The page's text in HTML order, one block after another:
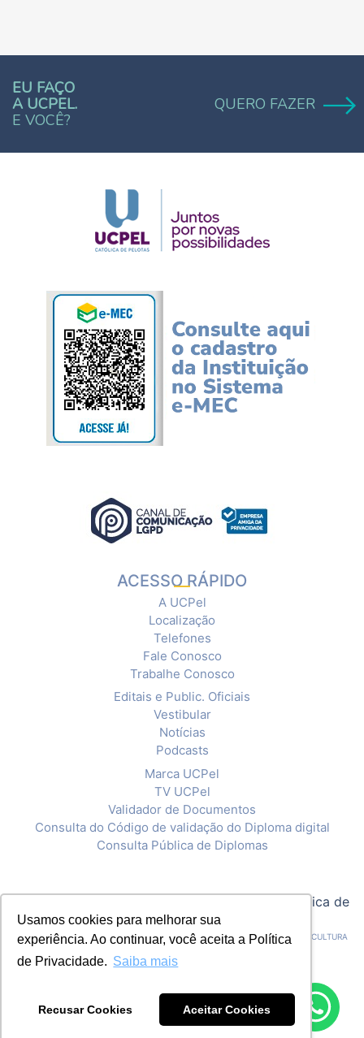
Usamos cookies para melhorar sua
experiência. Ao continuar, você aceita a Política
de Privacidade. Saiba mais
Recusar Cookies Aceitar Cookies
EU FAÇO
A UCPEL.
E VOCÊ?
QUERO FAZER
ACESSO RÁPIDO
A UCPel
Localização
Telefones
Fale Conosco
Trabalhe Conosco
Editais e Public. Oficiais
Vestibular
Notícias
Podcasts
Marca UCPel
TV UCPel
Validador de Documentos
Consulta do Código de validação do Diploma digital
Consulta Pública de Diplomas
Política de
Privacidade
CNPJ: 92.238.914/0001-03 - ASSOCIAÇÃO PELOTENSE DE ASSISTÊNCIA E CULTURA